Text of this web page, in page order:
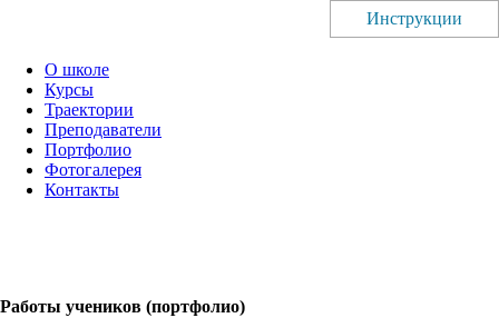
О школе
Курсы
Траектории
Преподаватели
Портфолио
Фотогалерея
Контакты
Работы учеников (портфолио)
Инструкции